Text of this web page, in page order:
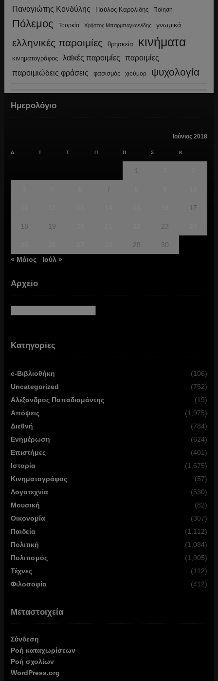
Παναγιώτης Κονδύλης Παύλος Καρολίδης Ποίηση
Πόλεμος Τουρκία Χρήστος Μπαρμπαγιαννίδης γνωμικά
ελληνικές παροιμίες θρησκεία κινήματα
κινηματογράφος λαϊκές παροιμίες παροιμίες
παροιμιώδεις φράσεις φασισμός χιούμορ ψυχολογία
Ημερολόγιο
Ιούνιος 2018
Δ Τ Τ Π Π Σ Κ
1
7
17
18 19 23
29
30
« Μάιος
Ιούλ »
Αρχείο
Κατηγορίες
e-Βιβλιοθήκη
(106)
Uncategorized
(752)
Αλέξανδρος Παπαδιαμάντης
(19)
Απόψεις
(1,975)
Διεθνή
(784)
Ενημέρωση
(624)
Επιστήμες
(401)
Ιστορία
(1,675)
Κινηματογράφος
(57)
Λογοτεχνία
(530)
Μουσική
(82)
Οικονομία
(307)
Παιδεία
(1,112)
Πολιτική
(1,084)
Πολιτισμός
(1,905)
Τέχνες
(112)
Φιλοσοφία
(412)
Μεταστοιχεία
Σύνδεση
Ροή καταχωρίσεων
Ροή σχολίων
WordPress.org